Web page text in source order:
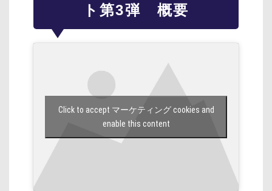
ト第3弾 概要
Click to accept マーケティング cookies and
enable this content